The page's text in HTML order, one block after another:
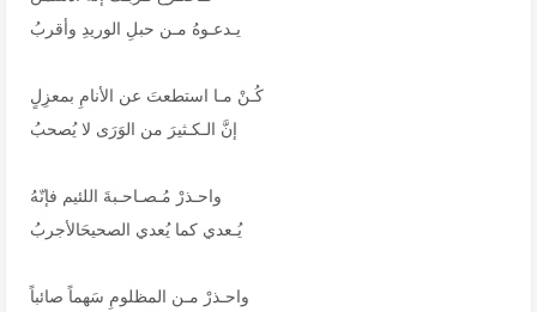
يـدعـوهُ مـن حبلِ الوريدِ وأقربُ
كُـنْ مـا استطعتَ عن الأنامِ بمعزِلٍ
إنَّ الـكـثيرَ من الوَرَى لا يُصحبُ
واحـذرْ مُـصـاحـبةَ اللئيم فإنّهُ
يُـعدي كما يُعدي الصحيحَالأجربُ
واحـذرْ مـن المظلومِ سَهماً صائباً